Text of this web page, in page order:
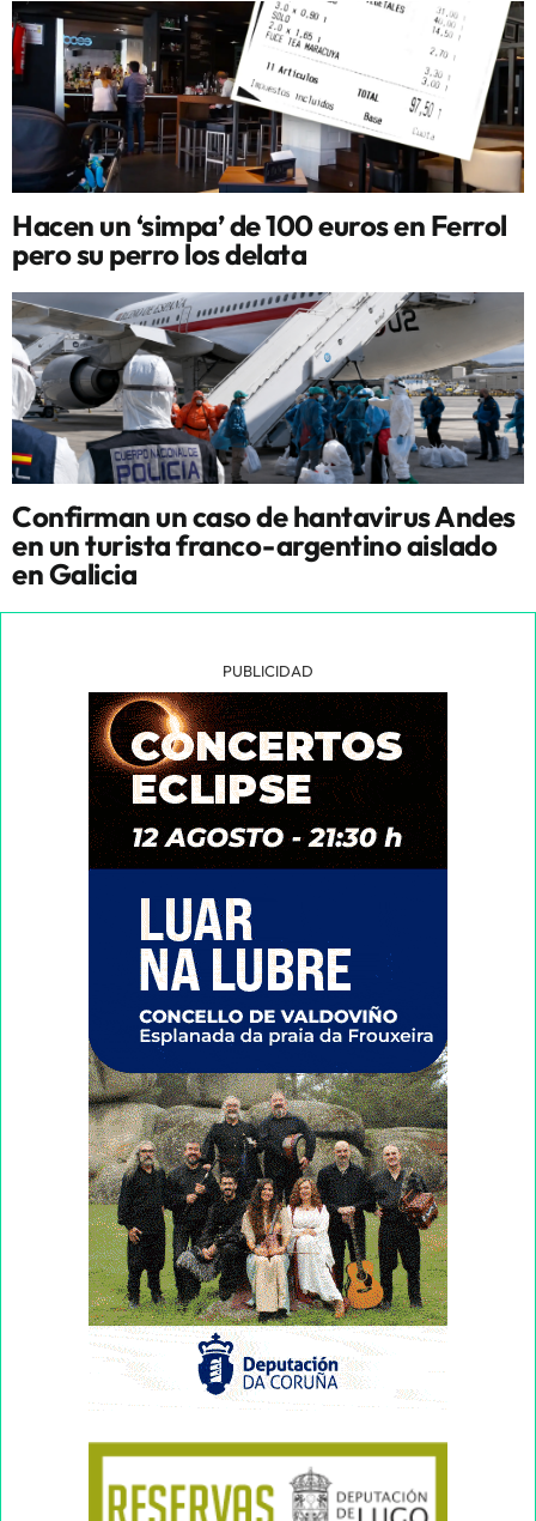
Hacen un ‘simpa’ de 100 euros en Ferrol
pero su perro los delata
Confirman un caso de hantavirus Andes
en un turista franco-argentino aislado
en Galicia
PUBLICIDAD